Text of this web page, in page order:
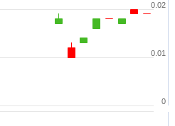
0
0.01
0.02